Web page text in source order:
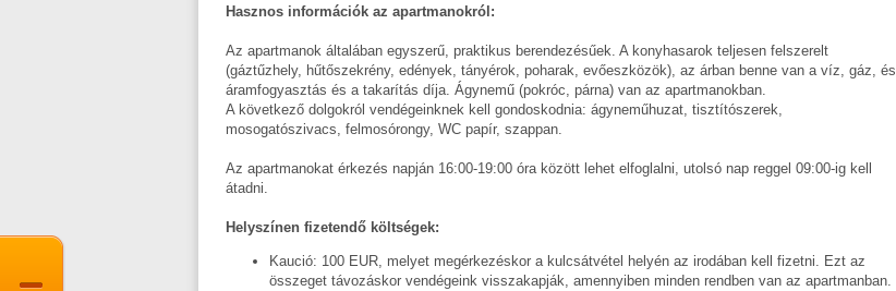
Hasznos információk az apartmanokról:
Az apartmanok általában egyszerű, praktikus berendezésűek. A konyhasarok teljesen felszerelt
(gáztűzhely, hűtőszekrény, edények, tányérok, poharak, evőeszközök), az árban benne van a víz, gáz, és
áramfogyasztás és a takarítás díja. Ágynemű (pokróc, párna) van az apartmanokban.
A következő dolgokról vendégeinknek kell gondoskodnia: ágyneműhuzat, tisztítószerek,
mosogatószivacs, felmosórongy, WC papír, szappan.
Az apartmanokat érkezés napján 16:00-19:00 óra között lehet elfoglalni, utolsó nap reggel 09:00-ig kell
átadni.
Helyszínen fizetendő költségek:
Kaució: 100 EUR, melyet megérkezéskor a kulcsátvétel helyén az irodában kell fizetni. Ezt az
összeget távozáskor vendégeink visszakapják, amennyiben minden rendben van az apartmanban.